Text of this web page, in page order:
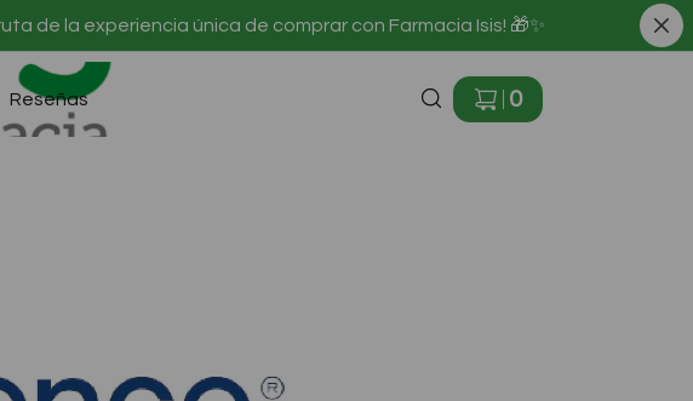
de la experiencia única de comprar con Farmacia Isis! 🎁✨
Reseñas 0